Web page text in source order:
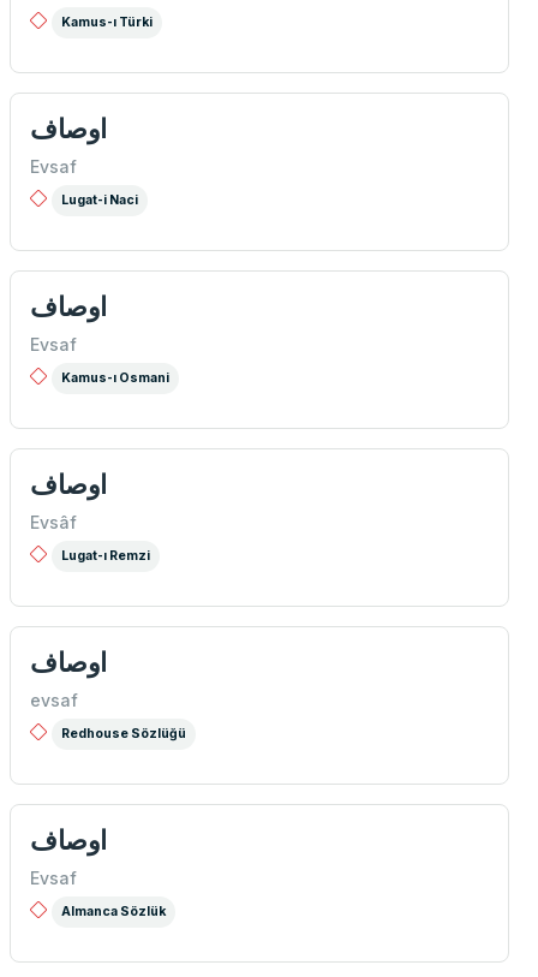
Kamus-ı Türki
اوصاف
Evsaf
Lugat-i Naci
اوصاف
Evsaf
Kamus-ı Osmani
اوصاف
Evsâf
Lugat-ı Remzi
اوصاف
evsaf
Redhouse Sözlüğü
اوصاف
Evsaf
Almanca Sözlük